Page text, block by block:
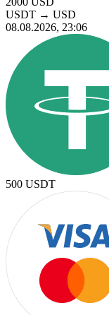
USDT → USD
08.08.2026, 23:06
500 USDT